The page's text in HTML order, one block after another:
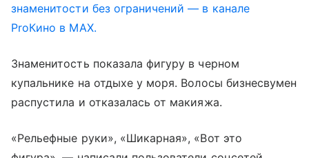
знаменитости без ограничений — в канале
ProКино в MAX.
Знаменитость показала фигуру в черном
купальнике на отдыхе у моря. Волосы бизнесвумен
распустила и отказалась от макияжа.
«Рельефные руки», «Шикарная», «Вот это